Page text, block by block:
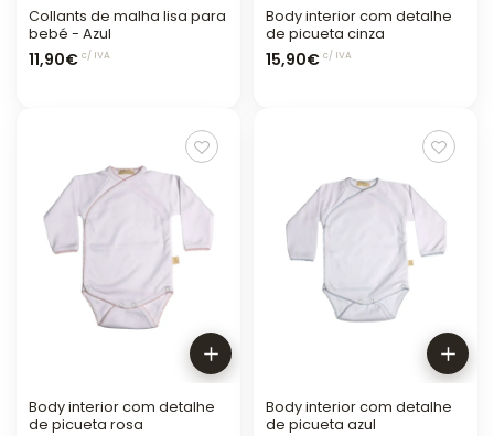
Collants de malha lisa para
bebé - Azul
11,90€ c/ IVA
Body interior com detalhe
de picueta cinza
15,90€ c/ IVA
Body interior com detalhe
de picueta rosa
Body interior com detalhe
de picueta azul